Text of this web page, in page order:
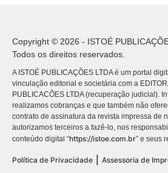
Copyright © 2026 - ISTOÉ
Todos os direitos reservados.
A ISTOÉ PUBLICAÇÕES LTDA é um portal
vinculação editorial e societária com a
PUBLICACÕES LTDA (recuperação judicial).
realizamos cobranças e que também não
contrato de assinatura da revista impressa de
autorizamos terceiros a fazê-lo, nos
conteúdo digital “https://istoe.com.br” e seus
Política de Privacidade
Assessoria de